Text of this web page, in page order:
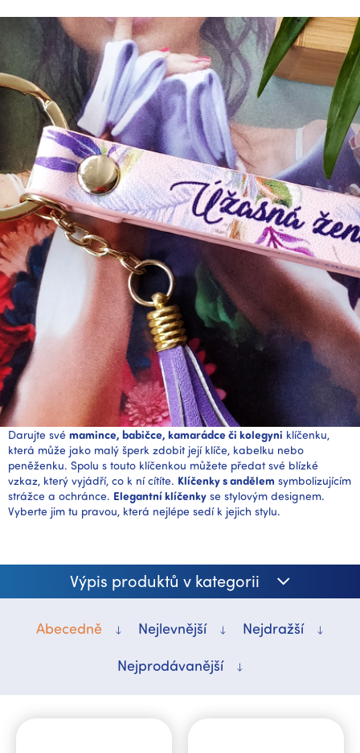
Darujte své mamince, babičce, kamarádce či kolegyni klíčenku,
která může jako malý šperk zdobit její klíče, kabelku nebo
peněženku. Spolu s touto klíčenkou můžete předat své blízké
vzkaz, který vyjádří, co k ní cítíte. Klíčenky s andělem symbolizujícím
strážce a ochránce. Elegantní klíčenky se stylovým designem.
Vyberte jim tu pravou, která nejlépe sedí k jejich stylu.
Výpis produktů v kategorii
Abecedně Nejlevnější
Nejdražší
Nejprodávanější